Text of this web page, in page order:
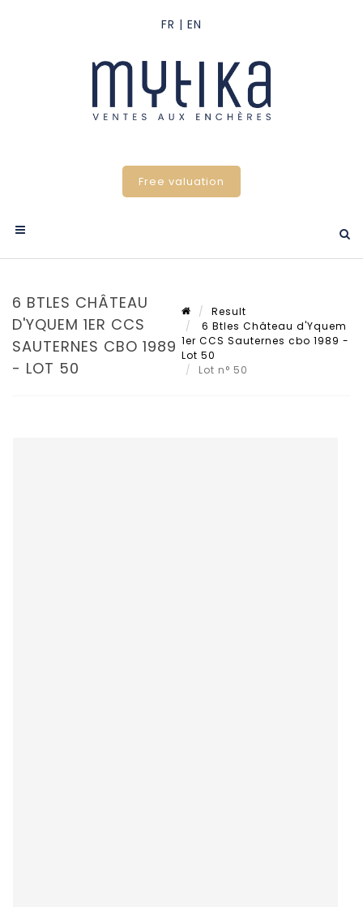
Free valuation
6 BTLES CHÂTEAU
D'YQUEM 1ER CCS
SAUTERNES CBO 1989
- LOT 50
Result
6 Btles Château d'Yquem
1er CCS Sauternes cbo 1989 -
Lot 50
Lot n° 50